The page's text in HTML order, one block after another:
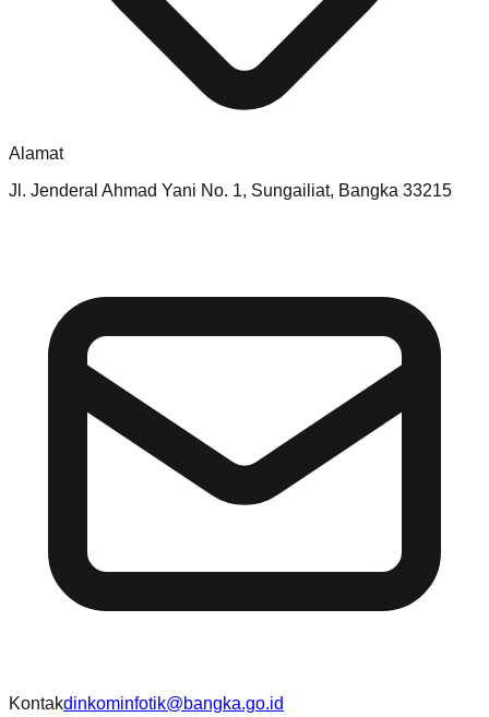
Alamat
Jl. Jenderal Ahmad Yani No. 1, Sungailiat, Bangka 33215
Kontakdinkominfotik@bangka.go.id